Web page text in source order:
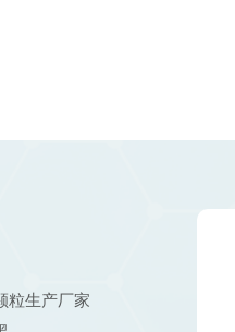
粒生产厂家